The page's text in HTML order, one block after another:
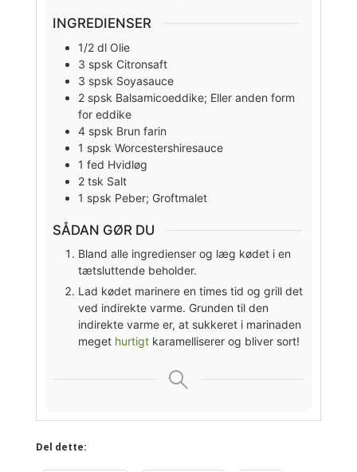
INGREDIENSER
1/2 dl Olie
3 spsk Citronsaft
3 spsk Soyasauce
2 spsk Balsamicoeddike; Eller anden form
for eddike
4 spsk Brun farin
1 spsk Worcestershiresauce
1 fed Hvidløg
2 tsk Salt
1 spsk Peber; Groftmalet
SÅDAN GØR DU
Bland alle ingredienser og læg kødet i en
tætsluttende beholder.
Lad kødet marinere en times tid og grill det
ved indirekte varme. Grunden til den
indirekte varme er, at sukkeret i marinaden
meget hurtigtkaramelliserer og bliver sort!
Del dette: